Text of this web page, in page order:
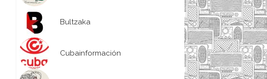
Bultzaka
Cubainformación